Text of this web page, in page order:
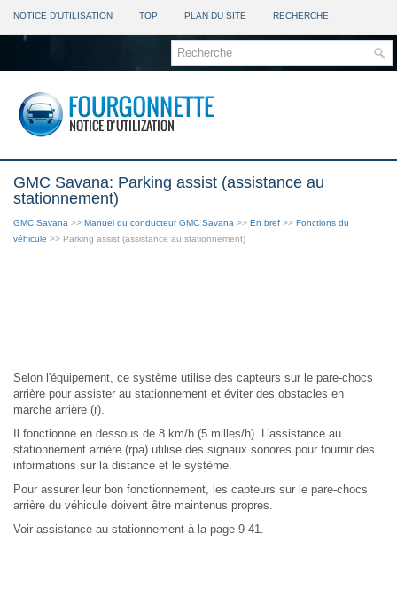
NOTICE D'UTILISATION TOP PLAN DU SITE RECHERCHE
GMC Savana: Parking assist (assistance au
stationnement)
GMC Savana >> Manuel du conducteur GMC Savana >> En bref >> Fonctions du
véhicule >> Parking assist (assistance au stationnement)
Selon l'équipement, ce système utilise des capteurs sur le pare-chocs
arrière pour assister au stationnement et éviter des obstacles en
marche arrière (r).
Il fonctionne en dessous de 8 km/h (5 milles/h). L'assistance au
stationnement arrière (rpa) utilise des signaux sonores pour fournir des
informations sur la distance et le système.
Pour assurer leur bon fonctionnement, les capteurs sur le pare-chocs
arrière du véhicule doivent être maintenus propres.
Voir assistance au stationnement à la page 9-41.